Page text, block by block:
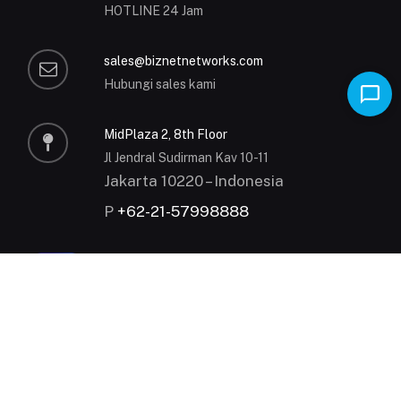
HOTLINE 24 Jam
sales@biznetnetworks.com
Hubungi sales kami
MidPlaza 2, 8th Floor
Jl Jendral Sudirman Kav 10-11
Jakarta 10220 – Indonesia
P +62-21-57998888